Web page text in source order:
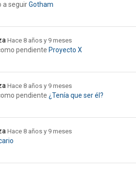
a seguirGotham
Hace 8 años y 9 meses
pendiente Proyecto X
Hace 8 años y 9 meses
pendiente ¿Tenía que ser él?
Hace 8 años y 9 meses